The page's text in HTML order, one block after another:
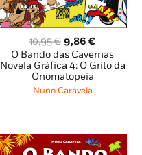
10,95€ O
preço
original
era:
10,95 €.
9,86€O
preço
atual
O Bando das Cavernas
Novela Gráfica 4: O Grito da
Onomatopeia
Nuno Caravela